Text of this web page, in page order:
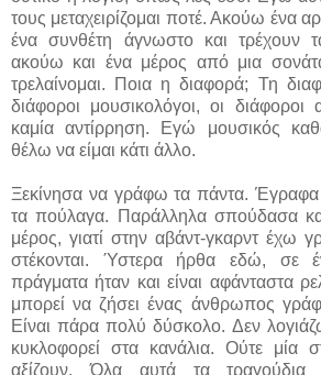
τους μεταχειρίζομαι ποτέ. Ακούω ένα
ένα συνθέτη άγνωστο και τρέχουν
ακούω και ένα μέρος από μια
τρελαίνομαι. Ποια η διαφορά; Τη
διάφοροι μουσικολόγοι, οι διάφοροι
καμία αντίρρηση. Εγώ μουσικός
θέλω να είμαι κάτι άλλο.
Ξεκίνησα να γράφω τα πάντα. Έγραφα
τα πούλαγα. Παράλληλα σπούδασα
μέρος, γιατί στην αβάντ-γκαρντ έχω
στέκονται. Ύστερα ήρθα εδώ, σε
πράγματα ήταν και είναι αφάνταστα
μπορεί να ζήσει ένας άνθρωπος
Είναι πάρα πολύ δύσκολο. Δεν
κυκλοφορεί στα κανάλια. Ούτε μία
αξίζουν. Όλα αυτά τα τραγούδια